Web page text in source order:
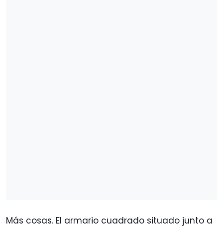
Más cosas. El armario cuadrado situado junto a